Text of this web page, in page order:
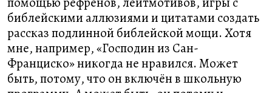
библейскими аллюзиями и цитатами создать
рассказ подлинной библейской мощи. Хотя
мне, например, «Господин из Сан-
Франциско» никогда не нравился. Может
быть, потому, что он включён в школьную